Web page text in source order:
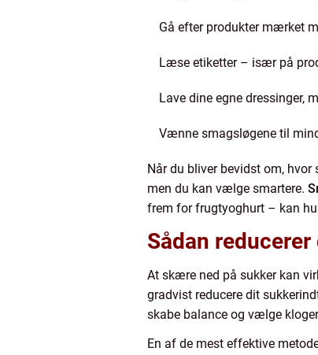
Gå efter produkter mærket
Læse etiketter – især på
Lave dine egne dressinger,
Vænne smagsløgene til
Når du bliver bevidst om, hvor
men du kan vælge smartere.
frem for frugtyoghurt – kan
Sådan
At skære ned på sukker kan
gradvist reducere dit
skabe balance og vælge
En af de mest effektive